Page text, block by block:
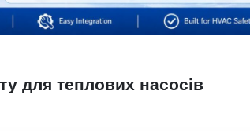
для теплових насосів